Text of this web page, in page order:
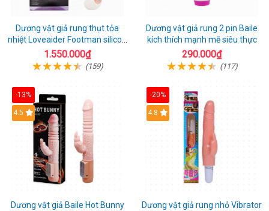
Dương vật giả rung thụt tỏa
nhiệt Loveaider Footman silicon
an toàn
1.550.000₫
(159)
Dương vật giả rung 2 pin Baile
kích thích mạnh mẽ siêu thực
290.000₫
(117)
-13%
Hot
4.5
Dương vật giả Baile Hot Bunny
-20%
Hot
4.8
Dương vật giả rung nhỏ Vibrator